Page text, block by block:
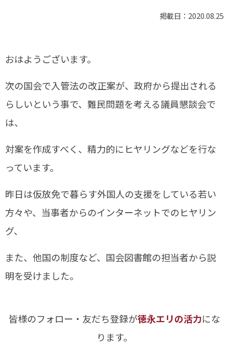
掲載日：2020.08.25
おはようございます。
次の国会で入管法の改正案が、政府から提出される
らしいという事で、難民問題を考える議員懇談会で
は、
対案を作成すべく、精力的にヒヤリングなどを行な
っています。
昨日は仮放免で暮らす外国人の支援をしている若い
方々や、当事者からのインターネットでのヒヤリン
グ、
また、他国の制度など、国会図書館の担当者から説
明を受けました。
皆様のフォロー・友だち登録が徳永エリの活力にな
ります。